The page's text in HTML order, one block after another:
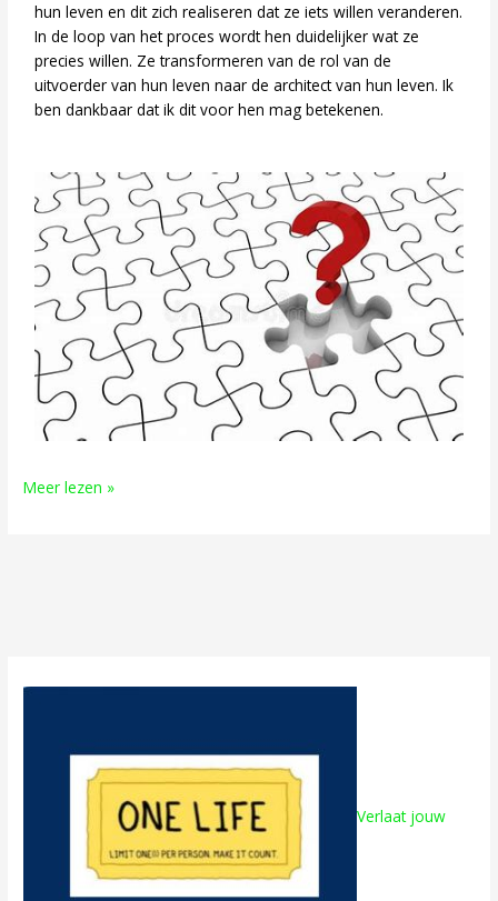
hun leven en dit zich realiseren dat ze iets willen veranderen.
In de loop van het proces wordt hen duidelijker wat ze
precies willen. Ze transformeren van de rol van de
uitvoerder van hun leven naar de architect van hun leven. Ik
ben dankbaar dat ik dit voor hen mag betekenen.
Meer lezen »
Verlaat jouw